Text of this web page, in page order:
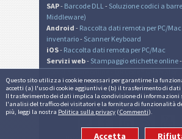
Questo sito utilizza i cookie necessari per garantirne la
accetti (a) l'uso di cookie aggiuntivi e (b) il trasferimento di
Il trasferimento dei dati implica la condivisione di
l'analisi del traffico dei visitatori e la fornitura di funzionalità
più, leggi la nostra Politica sulla privacy (Commenti).
Accetta
SAP- Barcode DLL - Soluzione codici a
Middleware)
Android - Raccolta dati remota per PC/Mac
inventario- Scanner Keyboard
iOS- Raccolta dati remota per PC/Mac
Servizi web- Stampaggio etichette online-
codici a barre online-QR Code® Generator
© TEC-IT Datenverarbeitung GmbH,